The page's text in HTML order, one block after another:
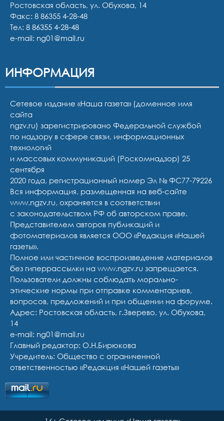
Ростовская область, ул. Обухова, 14
Факс: 8 86355 4-28-48
Тел: 8 86355 4-28-48
e-mail: ng01@mail.ru
ИНФОРМАЦИЯ
Сетевое издание «Наша газета» (доменное имя
сайта
ngzv.ru) зарегистрировано Федеральной службой
по надзору в сфере связи, информационных
технологий
и массовых коммуникаций (Роскомнадзор) 25
сентября
2020 года, регистрационный номер Эл № ФС77-79226
Вся информация, размещенная на веб-сайте
www.ngzv.ru, охраняется в соответствии
с законодательством РФ об авторском праве.
Представителем авторов публикаций и
фотоматериалов является ООО «Редакция «Нашей
газеты».
Полное или частичное воспроизведение материалов
без гиперрассылки на www.ngzv.ru запрещается.
Пользователи должны соблюдать морально-
этические нормы при отправке комментариев,
вопросов, предложений и при общении на форуме.
Адрес: Ростовская область, г.Зверево, ул. Обухова,
14
e-mail: ng01@mail.ru
Главный редактор: О.Н.Бирюкова
Учредитель: Общество с ограниченной
ответственностью «Редакция «Нашей газеты»